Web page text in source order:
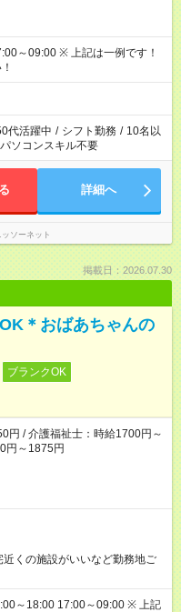
記は一例です！
代活躍中 / シフト勤務 / 10名以
パソコンスキル不要
詳細へ
ソーネット
掲載日：2026.07.30
＊おばあちゃんの
ブランクOK
円 / 介護福祉士：時給1700円～
円～1875円
くの施設がいいなど勤務地ご
18:00 17:00～09:00 ※ 上記